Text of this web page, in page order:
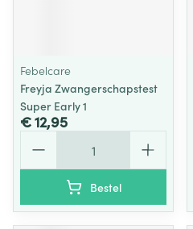
Febelcare
Freyja Zwangerschapstest
Super Early 1
€ 12,95
Bestel